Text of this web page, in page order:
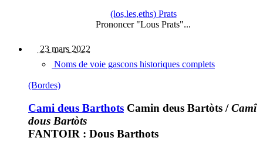
(los,les,eths) Prats
Prononcer "Lous Prats"...
23 mars 2022
Noms de voie gascons historiques complets
(Bordes)
Cami deus Barthots Camin deus Bartòts /Camî
dous Bartòts
FANTOIR : Dous Barthots